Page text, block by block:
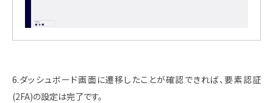
6.ダッシュボード画面に遷移したことが確認できれば、要素認証
(2FA)の設定は完了です。